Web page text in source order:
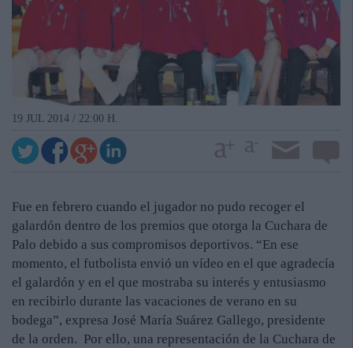
19 JUL 2014 / 22:00 H.
Fue en febrero cuando el jugador no pudo recoger el
galardón dentro de los premios que otorga la Cuchara de
Palo debido a sus compromisos deportivos. “En ese
momento, el futbolista envió un vídeo en el que agradecía
el galardón y en el que mostraba su interés y entusiasmo
en recibirlo durante las vacaciones de verano en su
bodega”, expresa José María Suárez Gallego, presidente
de la orden. Por ello, una representación de la Cuchara de